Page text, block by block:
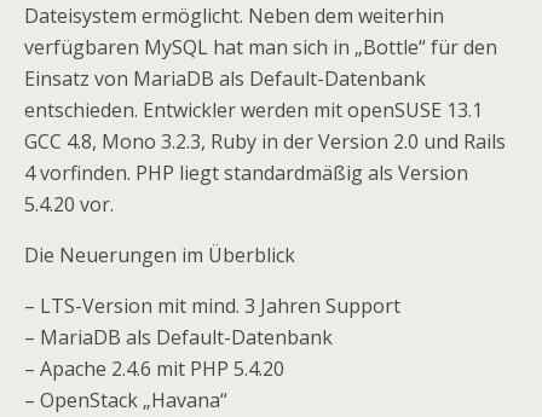
Dateisystem ermöglicht. Neben dem weiterhin
verfügbaren MySQL hat man sich in „Bottle“ für den
Einsatz von MariaDB als Default-Datenbank
entschieden. Entwickler werden mit openSUSE 13.1
GCC 4.8, Mono 3.2.3, Ruby in der Version 2.0 und Rails
4 vorfinden. PHP liegt standardmäßig als Version
5.4.20 vor.
Die Neuerungen im Überblick
– LTS-Version mit mind. 3 Jahren Support
– MariaDB als Default-Datenbank
– Apache 2.4.6 mit PHP 5.4.20
– OpenStack „Havana“